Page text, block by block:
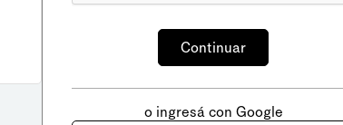
o ingresá con Google